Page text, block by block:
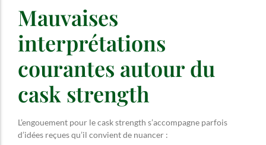
Mauvaises
interprétations
courantes autour du
cask strength
L’engouement pour le cask strength s’accompagne parfois
d’idées reçues qu’il convient de nuancer :